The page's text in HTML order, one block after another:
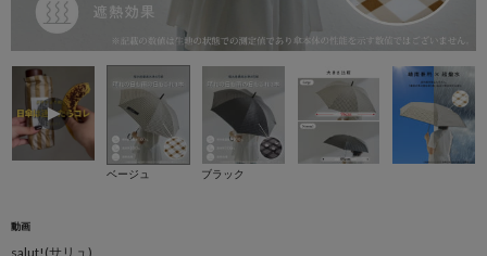
ベージュ ブラック
動画
salut!(サリュ)